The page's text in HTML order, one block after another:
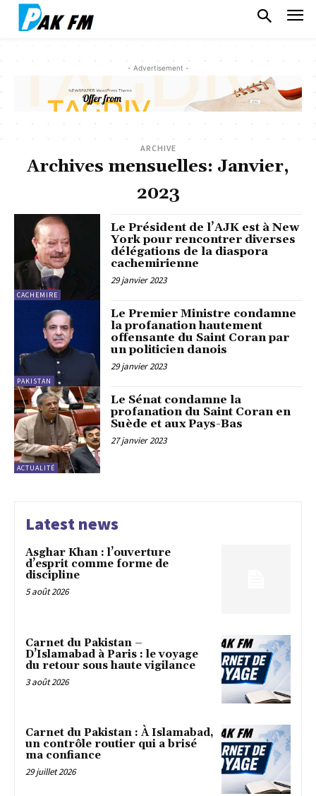
- Advertisement -
ARCHIVE
Archives mensuelles: Janvier,
2023
CACHEMIRE
Le Président de l’AJK est à New
York pour rencontrer diverses
délégations de la diaspora
cachemirienne
29 janvier 2023
PAKISTAN
Le Premier Ministre condamne
la profanation hautement
offensante du Saint Coran par
un politicien danois
29 janvier 2023
ACTUALITÉ
Le Sénat condamne la
profanation du Saint Coran en
Suède et aux Pays-Bas
27 janvier 2023
Latest news
Asghar Khan : l’ouverture
d’esprit comme forme de
discipline
5 août 2026
Carnet du Pakistan –
D’Islamabad à Paris : le voyage
du retour sous haute vigilance
3 août 2026
Carnet du Pakistan : À Islamabad,
un contrôle routier qui a brisé
ma confiance
29 juillet 2026